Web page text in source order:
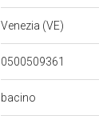
Venezia (VE)
0500509361
bacino